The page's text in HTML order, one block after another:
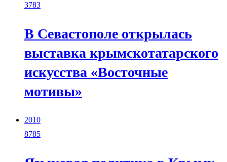
3783
В Севастополе открылась
выставка крымскотатарского
искусства «Восточные
мотивы»
2010
8785